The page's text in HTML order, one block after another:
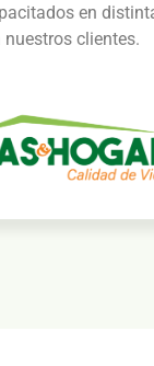
en
nuestros clientes.